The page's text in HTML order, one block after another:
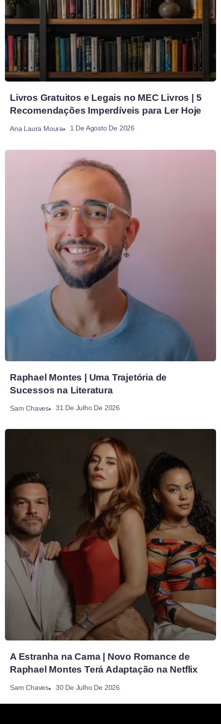
Livros Gratuitos e Legais no MEC Livros | 5
Recomendações Imperdíveis para Ler Hoje
Ana Laura Moura 1 De Agosto De 2026
Raphael Montes | Uma Trajetória de
Sucessos na Literatura
Sam Chaves 31 De Julho De 2026
A Estranha na Cama | Novo Romance de
Raphael Montes Terá Adaptação na Netflix
Sam Chaves 30 De Julho De 2026